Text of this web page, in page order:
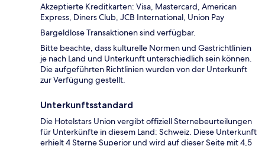
Akzeptierte Kreditkarten: Visa, Mastercard, American
Express, Diners Club, JCB International, Union Pay
Bargeldlose Transaktionen sind verfügbar.
Bitte beachte, dass kulturelle Normen und Gastrichtlinien
je nach Land und Unterkunft unterschiedlich sein können.
Die aufgeführten Richtlinien wurden von der Unterkunft
zur Verfügung gestellt.
Unterkunftsstandard
Die Hotelstars Union vergibt offiziell Sternebeurteilungen
für Unterkünfte in diesem Land: Schweiz. Diese Unterkunft
erhielt 4 Sterne Superior und wird auf dieser Seite mit 4,5